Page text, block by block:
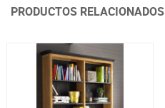
PRODUCTOS RELACIONADOS